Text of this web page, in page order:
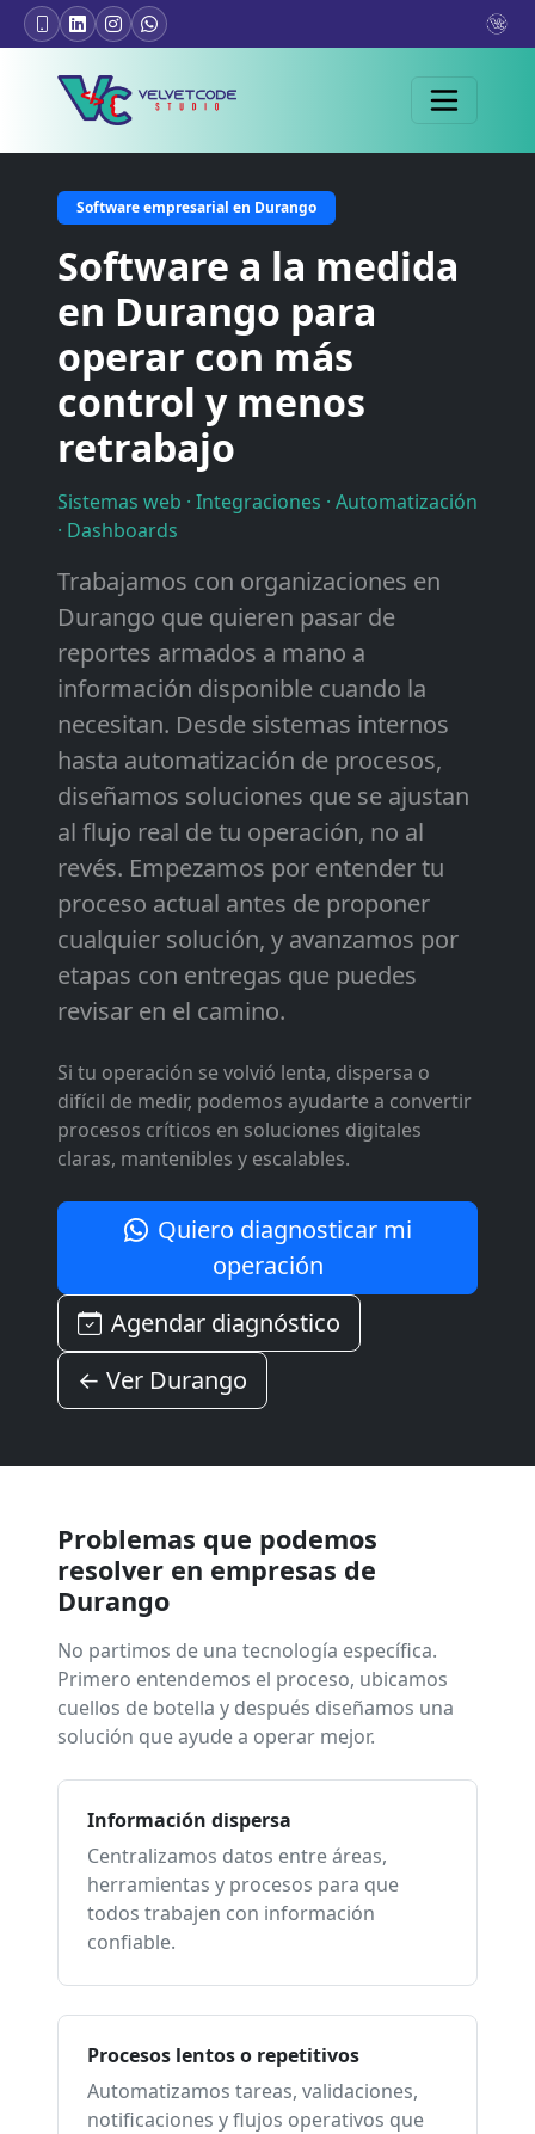
Software empresarial en Durango
Software a la medida
en Durango para
operar con más
control y menos
retrabajo
Sistemas web · Integraciones · Automatización
· Dashboards
Trabajamos con organizaciones en
Durango que quieren pasar de
reportes armados a mano a
información disponible cuando la
necesitan. Desde sistemas internos
hasta automatización de procesos,
diseñamos soluciones que se ajustan
al flujo real de tu operación, no al
revés. Empezamos por entender tu
proceso actual antes de proponer
cualquier solución, y avanzamos por
etapas con entregas que puedes
revisar en el camino.
Si tu operación se volvió lenta, dispersa o
difícil de medir, podemos ayudarte a convertir
procesos críticos en soluciones digitales
claras, mantenibles y escalables.
Quiero diagnosticar mi
operación
Agendar diagnóstico
← Ver Durango
Problemas que podemos
resolver en empresas de
Durango
No partimos de una tecnología específica.
Primero entendemos el proceso, ubicamos
cuellos de botella y después diseñamos una
solución que ayude a operar mejor.
Información dispersa
Centralizamos datos entre áreas,
herramientas y procesos para que
todos trabajen con información
confiable.
Procesos lentos o repetitivos
Automatizamos tareas, validaciones,
notificaciones y flujos operativos que